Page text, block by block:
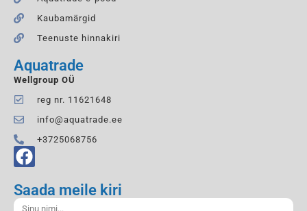
Kaubamärgid
Teenuste hinnakiri
Aquatrade
Wellgroup OÜ
reg nr. 11621648
info@aquatrade.ee
+3725068756
Saada meile kiri